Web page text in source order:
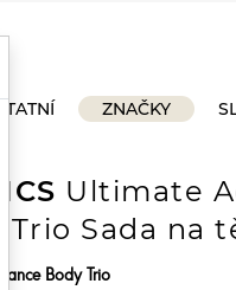
ZNAČKY
Ultimate
Sada na
Body Trio